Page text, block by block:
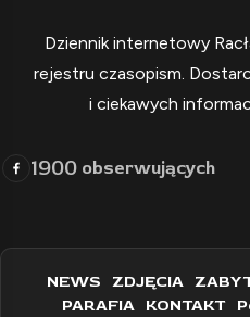
Dziennik internetowy
rejestru czasopism.
i ciekawych
1900 obserwujących
NEWS ZDJĘCIA
PARAFIA KONTAKT